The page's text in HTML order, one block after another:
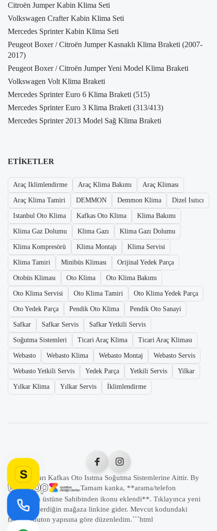
Citroën Jumper Kabin Klima Seti
Volkswagen Crafter Kabin Klima Seti
Mercedes Sprinter Kabin Klima Seti
Peugeot Boxer / Citroën Jumper Kasnaklı Klima Braketi (2007-
2017)
Peugeot Boxer / Citroën Jumper Yeni Model Klima Braketi
Volkswagen Volt Klima Braketi
Mercedes Sprinter Euro 6 Klima Braketi (515)
Mercedes Sprinter Euro 3 Klima Braketi (313/413)
Mercedes Sprinter 2013 Model Sağ Klima Braketi
ETIKETLER
Araç Iklimlendirme Araç Klima Bakımı Araç Kliması
Araç Klima Tamiri DEMMON Demmon Klima Dizel Isıtıcı
Istanbul Oto Klima Kafkas Oto Klima Klima Bakımı
Klima Gaz Dolumu Klima Gazı Klima Gazı Dolumu
Klima Kompresörü Klima Montajı Klima Servisi
Klima Tamiri Minibüs Kliması Orijinal Yedek Parça
Otobüs Kliması Oto Klima Oto Klima Bakımı
Oto Klima Servisi Oto Klima Tamiri Oto Klima Yedek Parça
Oto Yedek Parça Pendik Oto Klima Pendik Oto Sanayi
Safkar Safkar Servis Safkar Yetkili Servis
Soğutma Sistemleri Ticari Araç Klima Ticari Araç Kliması
Webasto Webasto Klima Webasto Montaj Webasto Servis
Webasto Yetkili Servis Yedek Parça Yetkili Servis Yilkar
Yılkar Klima Yılkar Servis İklimlendirme
Tüm Hakları Kafkas Oto Isıtma Soğutma Sistemlerine Aittir. By
Tamam kanka, **arama/telefon
butonunun üstüne Sahibinden ikonu eklendi**. Tıklayınca yeni
sekmede verdiğin mağaza linkine gider. Mevcut kodundaki
floating buton yapısına göre düzenledim.```html
S